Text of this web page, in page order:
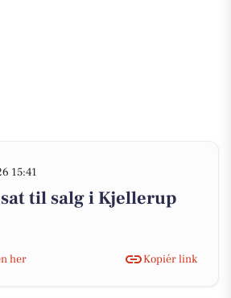
15:41
til salg i Kjellerup
her
Kopiér link